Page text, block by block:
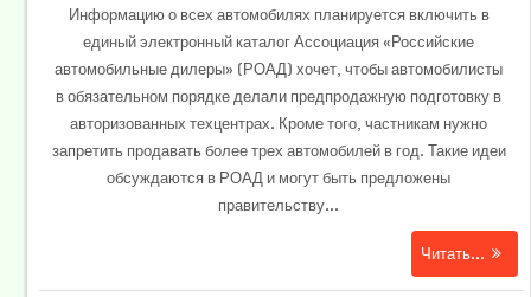
Информацию о всех автомобилях планируется включить в
единый электронный каталог Ассоциация «Российские
автомобильные дилеры» (РОАД) хочет, чтобы автомобилисты
в обязательном порядке делали предпродажную подготовку в
авторизованных техцентрах. Кроме того, частникам нужно
запретить продавать более трех автомобилей в год. Такие идеи
обсуждаются в РОАД и могут быть предложены
правительству...
Читать...